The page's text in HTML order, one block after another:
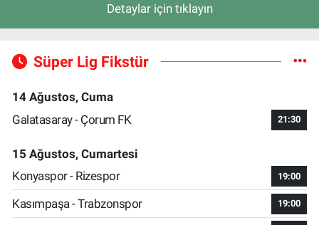
Detaylar için tıklayın
Süper Lig Fikstür
14 Ağustos, Cuma
Galatasaray - Çorum FK
21:30
15 Ağustos, Cumartesi
Konyaspor - Rizespor
19:00
Kasımpaşa - Trabzonspor 19:00